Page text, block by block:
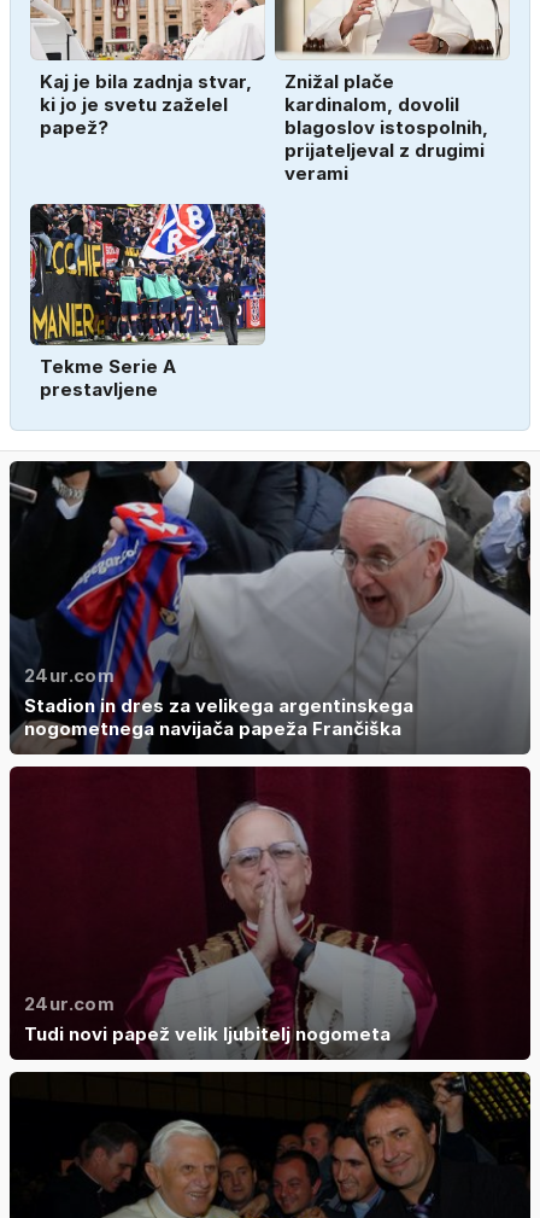
Kaj je bila zadnja stvar,
ki jo je svetu zaželel
papež?
Znižal plače
kardinalom, dovolil
blagoslov istospolnih,
prijateljeval z drugimi
verami
Tekme Serie A
prestavljene
24ur.com
Stadion in dres za velikega argentinskega
nogometnega navijača papeža Frančiška
24ur.com
Tudi novi papež velik ljubitelj nogometa